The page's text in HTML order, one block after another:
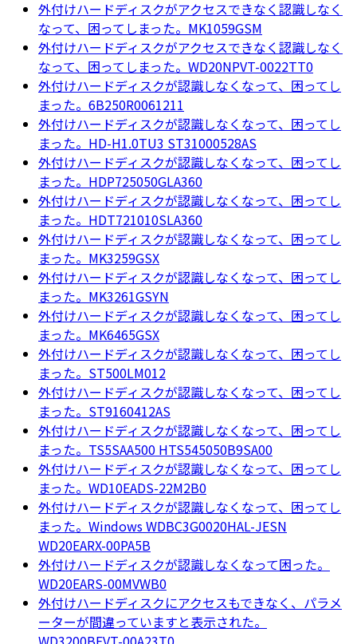
外付けハードディスクがアクセスできなく認識しなく
なって、困ってしまった。MK1059GSM
外付けハードディスクがアクセスできなく認識しなく
なって、困ってしまった。WD20NPVT-0022TT0
外付けハードディスクが認識しなくなって、困ってし
まった。6B250R0061211
外付けハードディスクが認識しなくなって、困ってし
まった。HD-H1.0TU3 ST31000528AS
外付けハードディスクが認識しなくなって、困ってし
まった。HDP725050GLA360
外付けハードディスクが認識しなくなって、困ってし
まった。HDT721010SLA360
外付けハードディスクが認識しなくなって、困ってし
まった。MK3259GSX
外付けハードディスクが認識しなくなって、困ってし
まった。MK3261GSYN
外付けハードディスクが認識しなくなって、困ってし
まった。MK6465GSX
外付けハードディスクが認識しなくなって、困ってし
まった。ST500LM012
外付けハードディスクが認識しなくなって、困ってし
まった。ST9160412AS
外付けハードディスクが認識しなくなって、困ってし
まった。TS5SAA500 HTS545050B9SA00
外付けハードディスクが認識しなくなって、困ってし
まった。WD10EADS-22M2B0
外付けハードディスクが認識しなくなって、困ってし
まった。Windows WDBC3G0020HAL-JESN
WD20EARX-00PA5B
外付けハードディスクが認識しなくなって困った。
WD20EARS-00MVWB0
外付けハードディスクにアクセスもできなく、パラメ
ーターが間違っていますと表示された。